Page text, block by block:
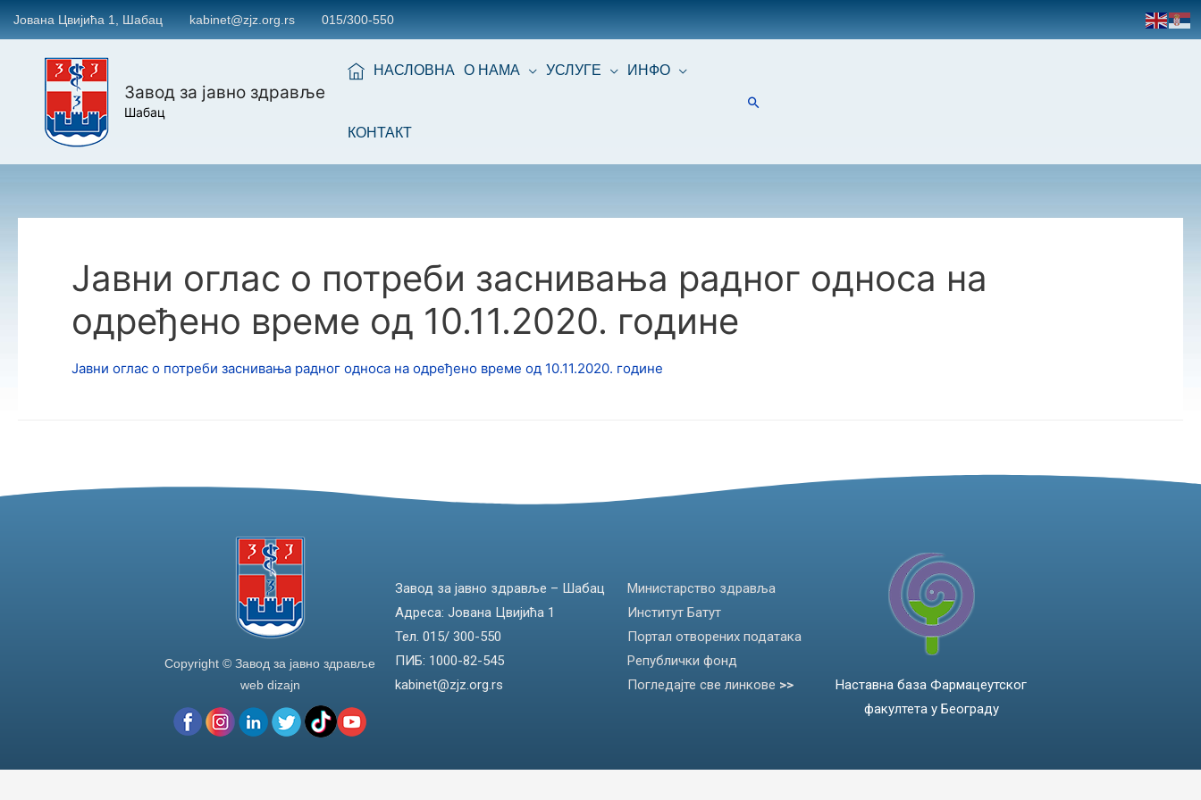
Јована Цвијића 1, Шабац kabinet@zjz.org.rs 015/300-550
Завод за јавно здравље
Шабац
НАСЛОВНА О НАМА УСЛУГЕ ИНФО
КОНТАКТ
Јавни оглас о потреби заснивања радног односа на
одређено време од 10.11.2020. године
Јавни оглас о потреби заснивања радног односа на одређено време од 10.11.2020. године
Copyright © Завод за јавно здравље
web dizajn
Завод за јавно здравље – Шабац
Адреса: Јована Цвијића 1
Тел. 015/ 300-550
ПИБ: 1000-82-545
kabinet@zjz.org.rs
Министарство здравља
Институт Батут
Портал отворених података
Републички фонд
Погледајте све линкове >>
Наставна база Фармацеутског
факултета у Београду